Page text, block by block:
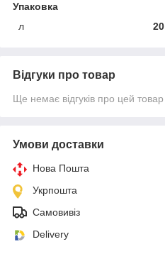
Упаковка
л
20
Відгуки про товар
Ще немає відгуків про цей товар
Умови доставки
Нова Пошта
Укрпошта
Самовивіз
Delivery